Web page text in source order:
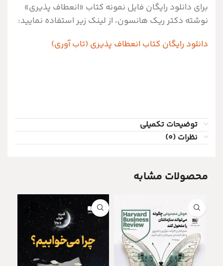
برای دانلود رایگان فایل نمونه کتاب «انعطاف پذیری»
نوشته دکتر ریک هانسون، از لینک زیر استفاده نمایید:
دانلود رایگان کتاب انعطاف پذیری (تاب آوری)
توضیحات تکمیلی
نظرات (0)
محصولات مشابه